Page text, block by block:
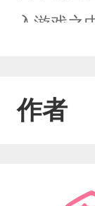
入游戏之
作者